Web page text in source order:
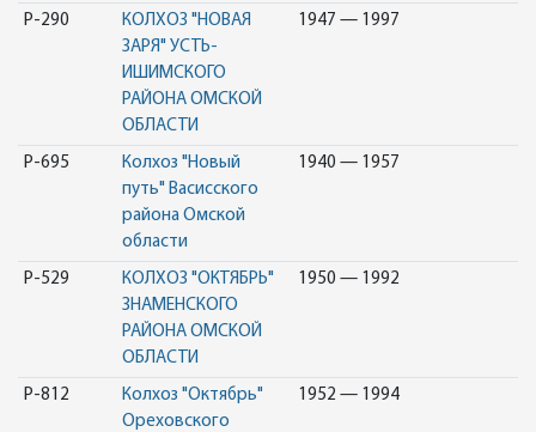
Р-290
КОЛХОЗ "НОВАЯ
ЗАРЯ" УСТЬ-
ИШИМСКОГО
РАЙОНА ОМСКОЙ
ОБЛАСТИ
1947 — 1997
Р-695
Колхоз "Новый
путь" Васисского
района Омской
области
1940 — 1957
Р-529
КОЛХОЗ "ОКТЯБРЬ"
ЗНАМЕНСКОГО
РАЙОНА ОМСКОЙ
ОБЛАСТИ
1950 — 1992
Р-812
Колхоз "Октябрь"
Ореховского
1952 — 1994